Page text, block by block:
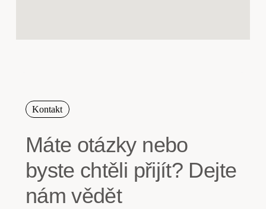
Kontakt
Máte otázky nebo
byste chtěli přijít? Dejte
nám vědět